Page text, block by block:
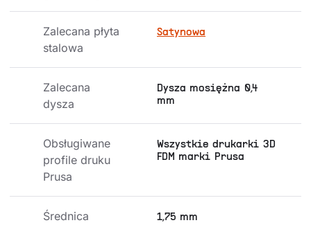
Zalecana płyta
stalowa
Satynowa
Zalecana
dysza
Dysza mosiężna 0,4
mm
Obsługiwane
profile druku
Prusa
Wszystkie drukarki 3D
FDM marki Prusa
Średnica
1,75 mm